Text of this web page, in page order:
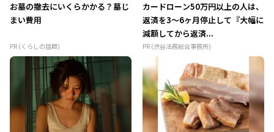
お墓の撤去にいくらかかる？墓じ
まい費用
PR (くらしの話題)
カードローン50万円以上の人は、
返済を3～6ヶ月停止して『大幅に
減額してから返済...
PR (渋谷法務総合事務所)